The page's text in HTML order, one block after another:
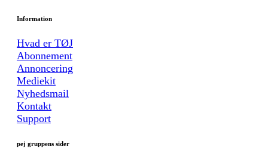
Information
Hvad er TØJ
Abonnement
Annoncering
Mediekit
Nyhedsmail
Kontakt
Support
pej gruppens sider